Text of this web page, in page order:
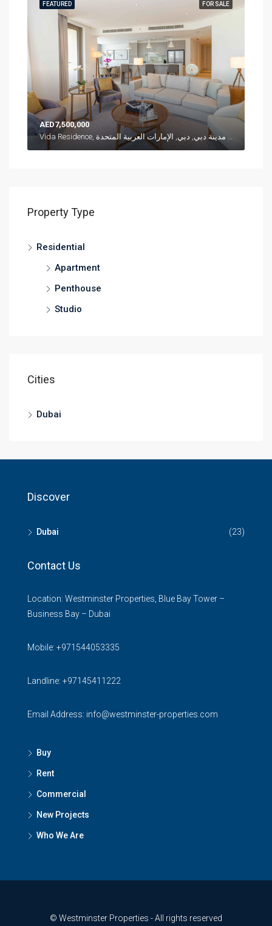
FOR SALE
FEATURED
AED7,500,000
Property Type
Residential
Apartment
Penthouse
Studio
Cities
Dubai
Discover
Dubai (23)
Contact Us
Location: Westminster Properties, Blue Bay Tower –
Business Bay – Dubai
Mobile: +971544053335
Landline: +97145411222
Email Address: info@westminster-properties.com
Buy
Rent
Commercial
New Projects
Who We Are
© Westminster Properties - All rights reserved